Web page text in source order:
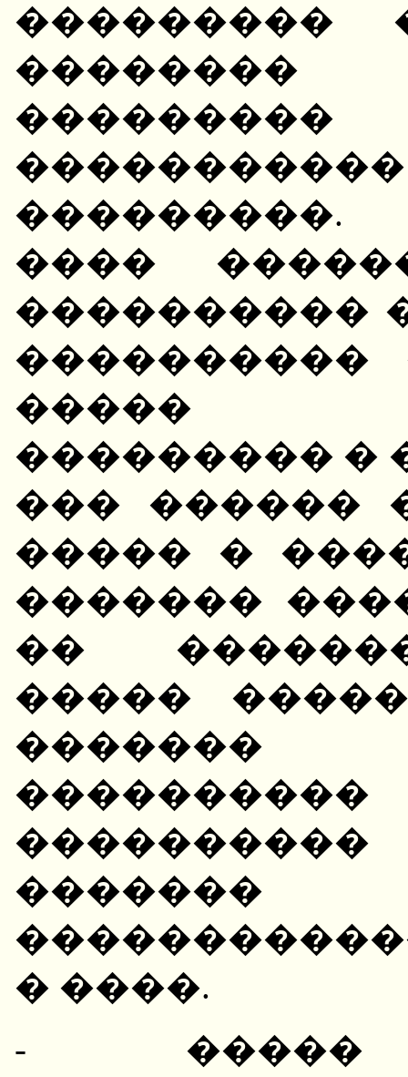
���������
��������
���������.
����
����������
����������
�����
��������� �
��� ������
����� �
�������
��
�����
�������
� ����.
- �����